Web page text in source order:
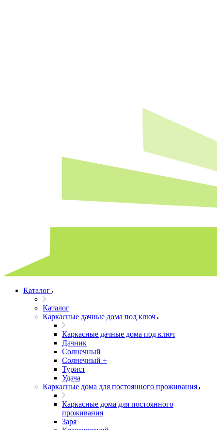
Каталог
Каталог
Каркасные дачные дома под ключ
Каркасные дачные дома под ключ
Дачник
Солнечный
Солнечный +
Турист
Удача
Каркасные дома для постоянного проживания
Каркасные дома для постоянного
проживания
Заря